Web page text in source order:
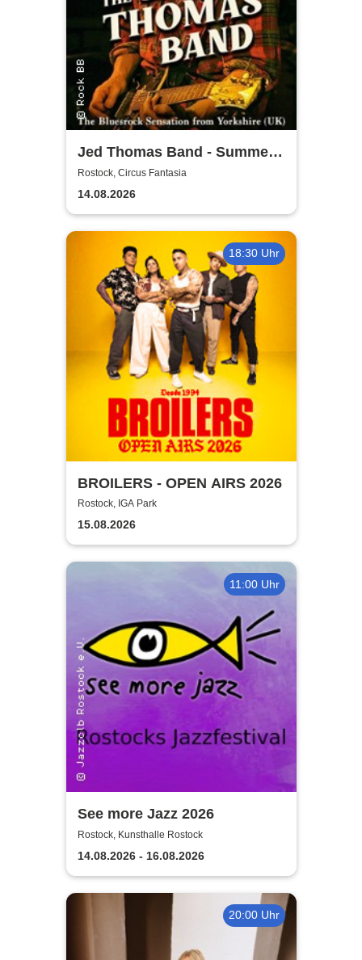
Jed Thomas Band - Summer
Tour 2026
Rostock, Circus Fantasia
14.08.2026
18:30 Uhr
BROILERS - OPEN AIRS 2026
Rostock, IGA Park
15.08.2026
11:00 Uhr
See more Jazz 2026
Rostock, Kunsthalle Rostock
14.08.2026 - 16.08.2026
20:00 Uhr